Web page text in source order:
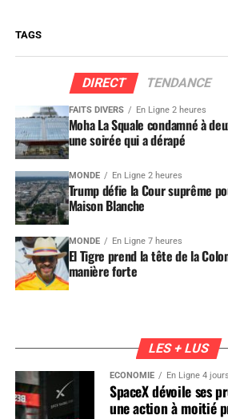
TAGS
DIRECT TENDANCE
FAITS DIVERS En Ligne 2 heures
Moha La Squale condamné à
une soirée qui a dérapé
MONDE En Ligne 2 heures
Trump défie la Cour suprême
Maison Blanche
MONDE En Ligne 7 heures
El Tigre prend la tête de la
manière forte
LES + LUS
ÉCONOMIE En Ligne 4 jours
SpaceX dévoile ses
une action à moitié